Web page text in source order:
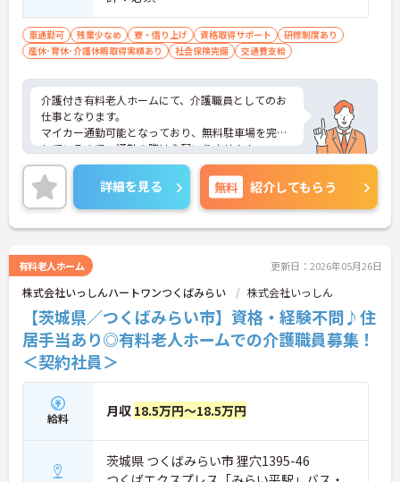
車通勤可 残業少なめ 寮・借り上げ 資格取得サポート
研修制度あり
産休･育休･介護休暇取得実績あり
社会保険完備 交通費支給
介護付き有料老人ホームにて、介護職員としてのお
仕事となります。
マイカー通勤可能となっており、無料駐車場を完備
しているので、通勤の際は心配いりません！
無資格の方や経験がない方も応募できるので、これ
から介護職を始めてみたいという方にお勧めの求人
となっております◎
ご興味ある方は面接ポイントをお伝えしますので、
お気軽にお問い合わせください♪
詳細を見る 無料 紹介してもらう
有料老人ホーム 更新日：2026年05月26日
株式会社いっしんハートワンつくばみらい 株式会社いっしん
【茨城県／つくばみらい市】資格・経験不問♪住
居手当あり◎有料老人ホームでの介護職員募集！
＜契約社員＞
給料 月収 18.5万円～18.5万円
茨城県 つくばみらい市 狸穴1395-46